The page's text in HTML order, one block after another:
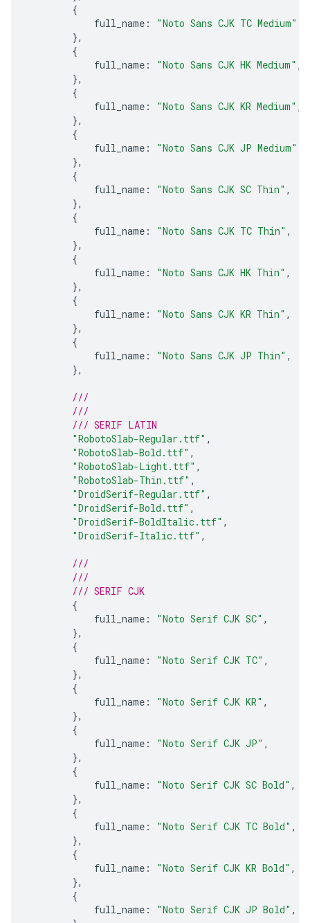
{
full_name : "Noto Sans CJK TC Medium"
},
{
full_name : "Noto Sans CJK HK Medium" ,
},
{
full_name : "Noto Sans CJK KR Medium" ,
},
{
full_name : "Noto Sans CJK JP Medium"
},
{
full_name : "Noto Sans CJK SC Thin" ,
},
{
full_name : "Noto Sans CJK TC Thin" ,
},
{
full_name : "Noto Sans CJK HK Thin" ,
},
{
full_name : "Noto Sans CJK KR Thin" ,
},
{
full_name : "Noto Sans CJK JP Thin" ,
},
///
///
/// SERIF LATIN
"RobotoSlab-Regular.ttf" ,
"RobotoSlab-Bold.ttf" ,
"RobotoSlab-Light.ttf" ,
"RobotoSlab-Thin.ttf" ,
"DroidSerif-Regular.ttf" ,
"DroidSerif-Bold.ttf" ,
"DroidSerif-BoldItalic.ttf" ,
"DroidSerif-Italic.ttf" ,
///
///
/// SERIF CJK
{
full_name : "Noto Serif CJK SC" ,
},
{
full_name : "Noto Serif CJK TC" ,
},
{
full_name : "Noto Serif CJK KR" ,
},
{
full_name : "Noto Serif CJK JP" ,
},
{
full_name : "Noto Serif CJK SC Bold" ,
},
{
full_name : "Noto Serif CJK TC Bold" ,
},
{
full_name : "Noto Serif CJK KR Bold" ,
},
{
full_name : "Noto Serif CJK JP Bold" ,